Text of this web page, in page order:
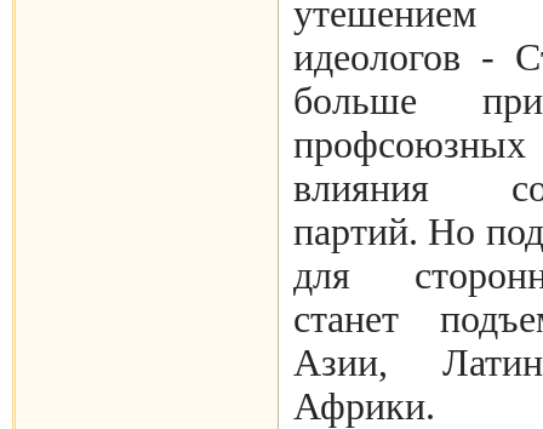
утешением
идеологов -
больше
влияния
партий. Но
для
станет
Азии,
Африки.